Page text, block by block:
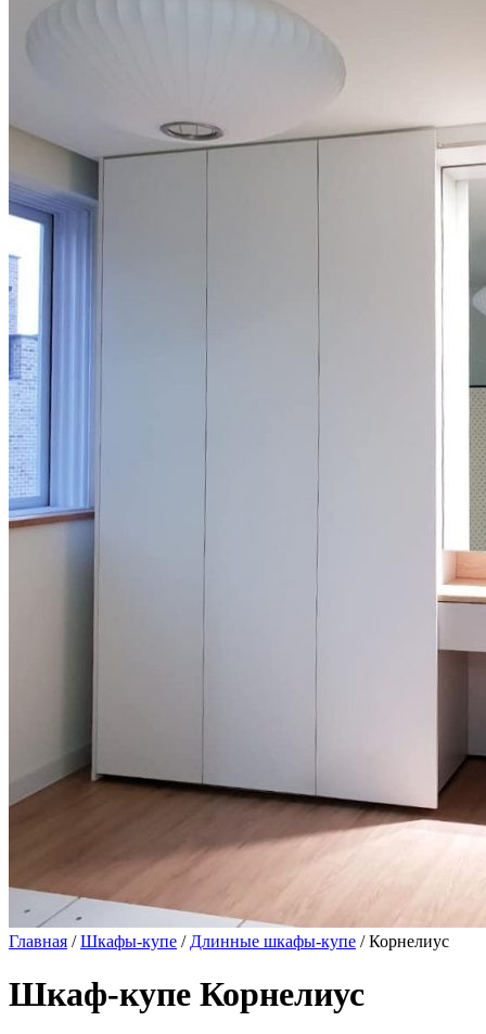
Главная /Шкафы-купе / Длинные шкафы-купе / Корнелиус
Шкаф-купе Корнелиус